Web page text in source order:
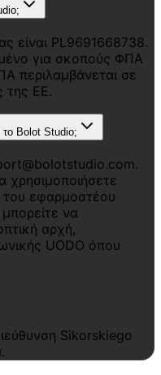
είναι PL9691668738.
για σκοπούς ΦΠΑ
περιλαμβάνεται σε
της ΕΕ.
Bolot Studio;
χρησιμοποιήσετε
του εφαρμοστέου
να
αρχή,
UODO όπου
Sikorskiego